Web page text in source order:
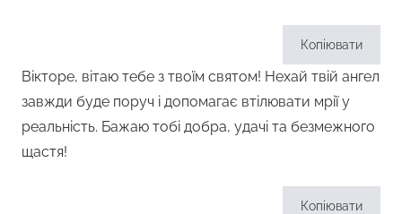
Копіювати
Вікторе, вітаю тебе з твоїм святом! Нехай твій ангел
завжди буде поруч і допомагає втілювати мрії у
реальність. Бажаю тобі добра, удачі та безмежного
щастя!
Копіювати